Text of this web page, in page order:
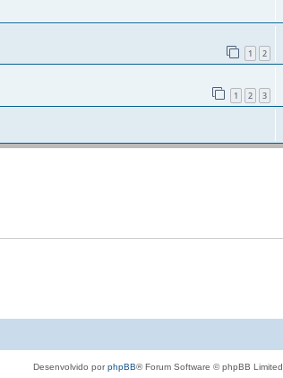
1 2
1 2 3
Desenvolvido porphpBB® Forum Software © phpBB Limited